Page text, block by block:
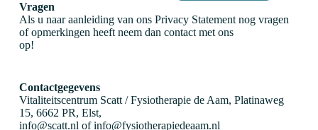
Vragen
Als u naar aanleiding van ons Privacy Statement nog vragen
of opmerkingen heeft neem dan contact met ons
op!
Contactgegevens
Vitaliteitscentrum Scatt / Fysiotherapie de Aam, Platinaweg
15, 6662 PR, Elst,
info@scatt.nl of info@fysiotherapiedeaam.nl